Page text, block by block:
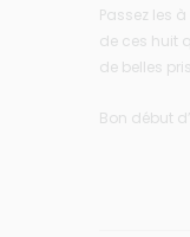
Passez les
de ces huit
de belles
Bon début